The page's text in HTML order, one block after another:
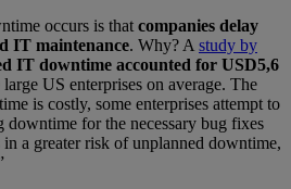
occurs is thatcompanies delay
IT maintenance. Why? Astudy by
IT downtime accounted for USD5,6
US enterprises on average. The
is costly, some enterprises attempt to
for the necessary bug fixes
in a greater risk of unplanned downtime,